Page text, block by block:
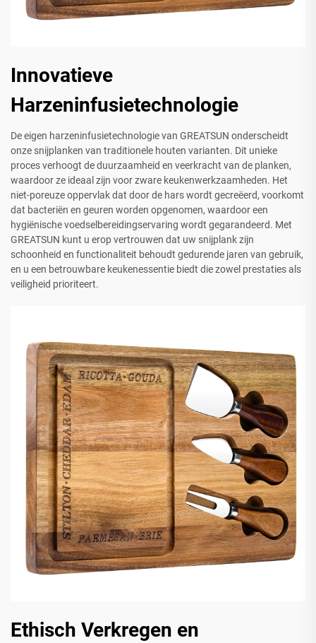
Innovatieve
Harzeninfusietechnologie
De eigen harzeninfusietechnologie van GREATSUN onderscheidt
onze snijplanken van traditionele houten varianten. Dit unieke
proces verhoogt de duurzaamheid en veerkracht van de planken,
waardoor ze ideaal zijn voor zware keukenwerkzaamheden. Het
niet-poreuze oppervlak dat door de hars wordt gecreëerd, voorkomt
dat bacteriën en geuren worden opgenomen, waardoor een
hygiënische voedselbereidingservaring wordt gegarandeerd. Met
GREATSUN kunt u erop vertrouwen dat uw snijplank zijn
schoonheid en functionaliteit behoudt gedurende jaren van gebruik,
en u een betrouwbare keukenessentie biedt die zowel prestaties als
veiligheid prioriteert.
Ethisch Verkregen en